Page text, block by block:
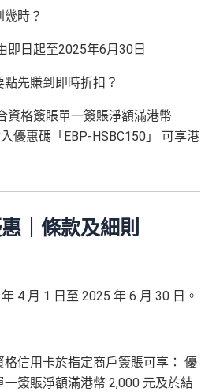
時？
即日起至2025年6月30日
先賺到即時折扣？
資格簽賬單一簽賬淨額滿港幣
優惠碼「EBP-HSBC150」 可享港
｜條款及細則
4 月 1 日至 2025 年 6 月 30 日。
格信用卡於指定商戶簽賬可享： 優
簽賬淨額滿港幣 2,000 元及於結